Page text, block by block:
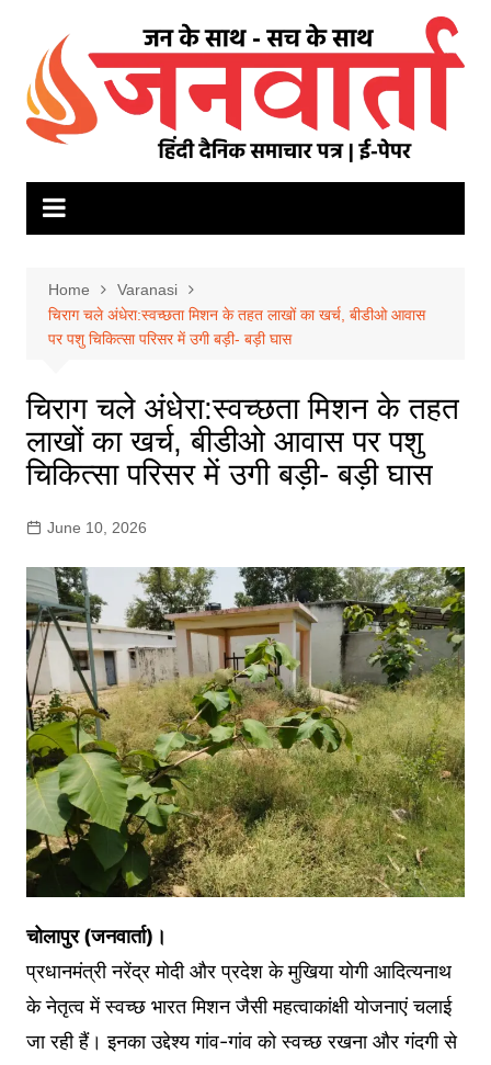
content
Home
Varanasi
चिराग चले अंधेरा:स्वच्छता मिशन के तहत लाखों का खर्च, बीडीओ आवास
पर पशु चिकित्सा परिसर में उगी बड़ी- बड़ी घास
चिराग चले अंधेरा:स्वच्छता मिशन के तहत
लाखों का खर्च, बीडीओ आवास पर पशु
चिकित्सा परिसर में उगी बड़ी- बड़ी घास
June 10, 2026
चोलापुर (जनवार्ता)।
प्रधानमंत्री नरेंद्र मोदी और प्रदेश के मुखिया योगी आदित्यनाथ
के नेतृत्व में स्वच्छ भारत मिशन जैसी महत्वाकांक्षी योजनाएं चलाई
जा रही हैं। इनका उद्देश्य गांव-गांव को स्वच्छ रखना और गंदगी से